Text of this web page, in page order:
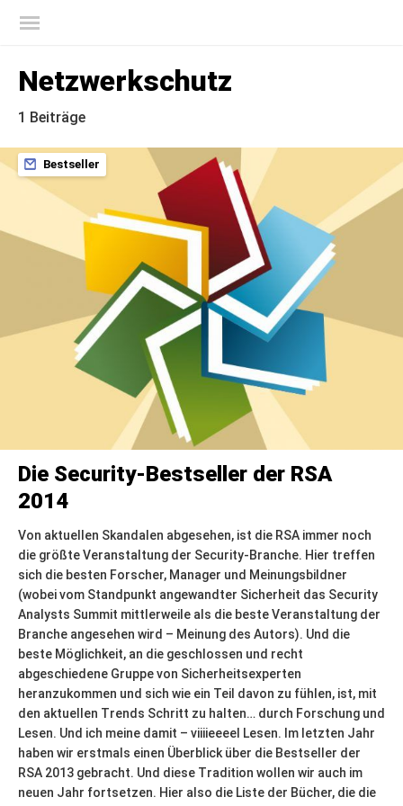
Netzwerkschutz
1 Beiträge
Bestseller
Die Security-Bestseller der RSA
2014
Von aktuellen Skandalen abgesehen, ist die RSA immer noch
die größte Veranstaltung der Security-Branche. Hier treffen
sich die besten Forscher, Manager und Meinungsbildner
(wobei vom Standpunkt angewandter Sicherheit das Security
Analysts Summit mittlerweile als die beste Veranstaltung der
Branche angesehen wird – Meinung des Autors). Und die
beste Möglichkeit, an die geschlossen und recht
abgeschiedene Gruppe von Sicherheitsexperten
heranzukommen und sich wie ein Teil davon zu fühlen, ist, mit
den aktuellen Trends Schritt zu halten… durch Forschung und
Lesen. Und ich meine damit – viiiieeeel Lesen. Im letzten Jahr
haben wir erstmals einen Überblick über die Bestseller der
RSA 2013 gebracht. Und diese Tradition wollen wir auch im
neuen Jahr fortsetzen. Hier also die Liste der Bücher, die die